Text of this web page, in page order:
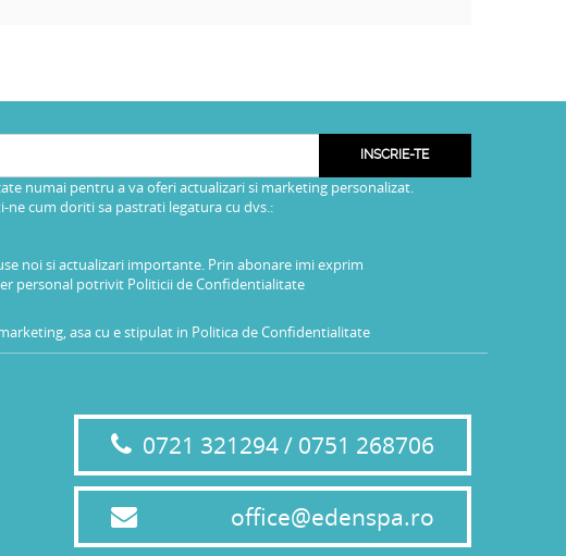
INSCRIE-TE
numai pentru a va oferi actualizari si marketing personalizat.
cum doriti sa pastrati legatura cu dvs.:
noi si actualizari importante. Prin abonare imi exprim
personal potrivit Politicii de Confidentialitate
asa cu e stipulat in Politica de Confidentialitate
0721 321294 / 0751 268706
office@edenspa.ro